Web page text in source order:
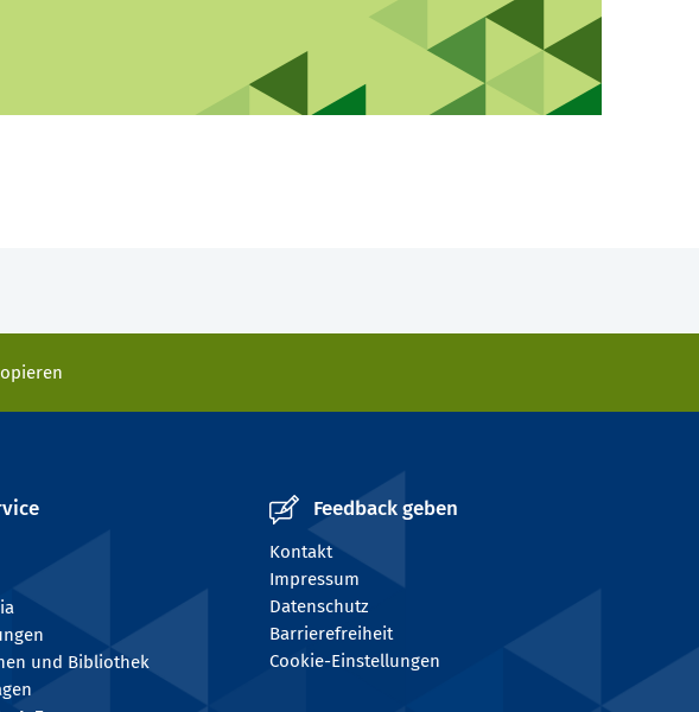
und Bibliothek
Feedback geben
Kontakt
Impressum
Datenschutz
Barrierefreiheit
Cookie-Einstellungen